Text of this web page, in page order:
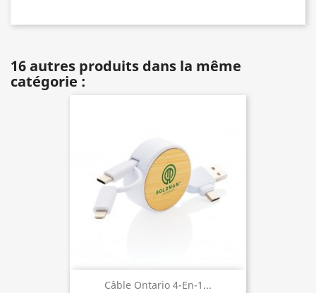
16 autres produits dans la même
catégorie :
Câble Ontario 4-En-1...